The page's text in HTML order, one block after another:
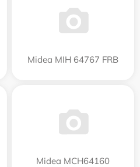
Midea MIH 64767 FRB
Midea MCH64160